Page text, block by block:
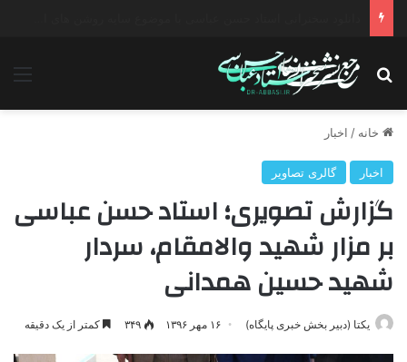
جستجو برای
خانه / اخبار
اخبار گالری تصاویر
گزارش تصویری؛ استاد حسن عباسی
بر مزار شهید والامقام، سردار
شهید حسین همدانی
یکتا (دبیر بخش خبری پایگاه) ۱۶ مهر ۱۳۹۶ ۳۴۹ کمتر از یک دقیقه